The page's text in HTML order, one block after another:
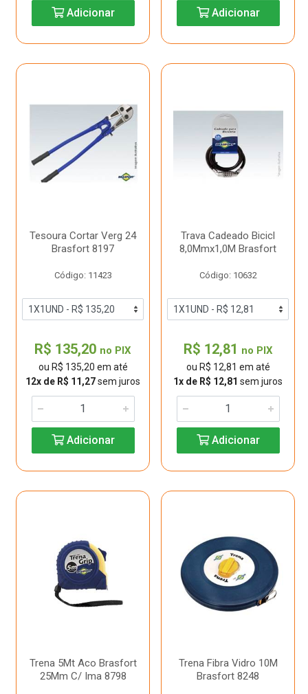
Adicionar Adicionar
Tesoura Cortar Verg 24
Brasfort 8197
Código: 11423
R$ 135,20 no PIX
ou R$ 135,20 em até
12x de R$ 11,27sem juros
Adicionar
Trava Cadeado Bicicl
8,0Mmx1,0M Brasfort
Código: 10632
R$ 12,81 no PIX
ou R$ 12,81 em até
1x de R$ 12,81 sem juros
Adicionar
Trena 5Mt Aco Brasfort
25Mm C/ Ima 8798
Trena Fibra Vidro 10M
Brasfort 8248